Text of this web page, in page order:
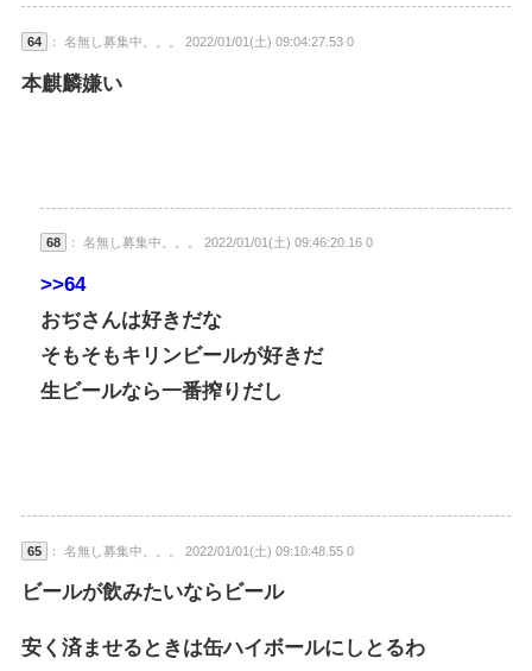
64 ： 名無し募集中。。。 2022/01/01(土) 09:04:27.53 0
本麒麟嫌い
68 ： 名無し募集中。。。 2022/01/01(土) 09:46:20.16 0
>>64
おぢさんは好きだな
そもそもキリンビールが好きだ
生ビールなら一番搾りだし
65 ： 名無し募集中。。。 2022/01/01(土) 09:10:48.55 0
ビールが飲みたいならビール
安く済ませるときは缶ハイボールにしとるわ